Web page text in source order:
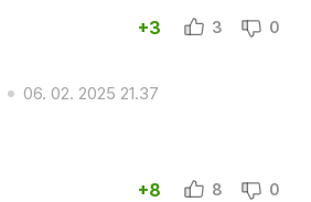
+3 3 0
06. 02. 2025 21.37
+8 8 0